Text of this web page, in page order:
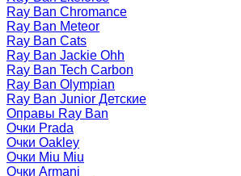
Ray Ban Chromance
Ray Ban Meteor
Ray Ban Cats
Ray Ban Jackie Ohh
Ray Ban Tech Carbon
Ray Ban Olympian
Ray Ban Junior Детские
Оправы Ray Ban
Очки Prada
Очки Oakley
Очки Miu Miu
Очки Armani